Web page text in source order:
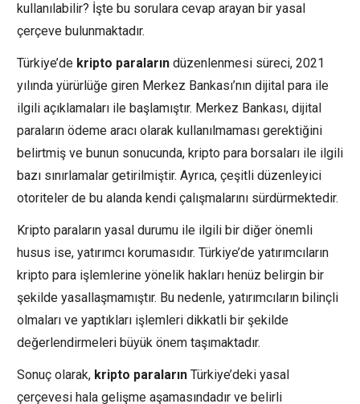
kullanılabilir? İşte bu sorulara cevap arayan bir yasal
çerçeve bulunmaktadır.
Türkiye’de kripto paraların düzenlenmesi süreci, 2021
yılında yürürlüğe giren Merkez Bankası’nın dijital para ile
ilgili açıklamaları ile başlamıştır. Merkez Bankası, dijital
paraların ödeme aracı olarak kullanılmaması gerektiğini
belirtmiş ve bunun sonucunda, kripto para borsaları ile ilgili
bazı sınırlamalar getirilmiştir. Ayrıca, çeşitli düzenleyici
otoriteler de bu alanda kendi çalışmalarını sürdürmektedir.
Kripto paraların yasal durumu ile ilgili bir diğer önemli
husus ise, yatırımcı korumasıdır. Türkiye’de yatırımcıların
kripto para işlemlerine yönelik hakları henüz belirgin bir
şekilde yasallaşmamıştır. Bu nedenle, yatırımcıların bilinçli
olmaları ve yaptıkları işlemleri dikkatli bir şekilde
değerlendirmeleri büyük önem taşımaktadır.
Sonuç olarak, kripto paraların Türkiye’deki yasal
çerçevesi hala gelişme aşamasındadır ve belirli